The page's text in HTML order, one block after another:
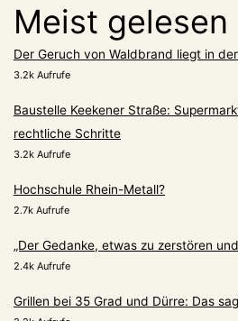
Meist gelesen
Der Geruch von Waldbrand liegt in
3.2k Aufrufe
Baustelle Keekener Straße:
rechtliche Schritte
3.2k Aufrufe
Hochschule Rhein-Metall?
2.7k Aufrufe
„Der Gedanke, etwas zu zerstören
2.4k Aufrufe
Grillen bei 35 Grad und Dürre: Das